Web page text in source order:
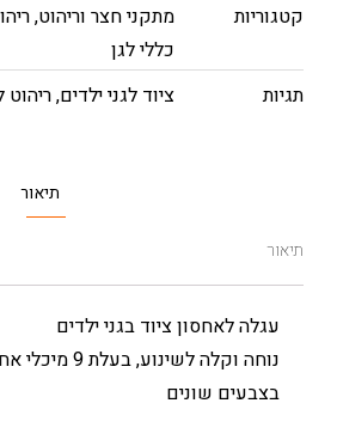
קטגוריות
מתקני חצר וריהוט,
כללי לגן
תגיות
ציוד לגני ילדים,ריהוט
תיאור
תיאור
עגלה לאחסון ציוד בגני ילדים
נוחה וקלה
בצבעים שונים